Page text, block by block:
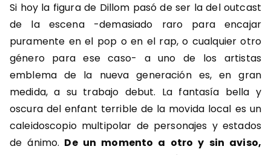
Si hoy la figura de Dillom pasó de ser la del outcast
de la escena -demasiado raro para encajar
puramente en el pop o en el rap, o cualquier otro
género para ese caso- a uno de los artistas
emblema de la nueva generación es, en gran
medida, a su trabajo debut. La fantasía bella y
oscura del enfant terrible de la movida local es un
caleidoscopio multipolar de personajes y estados
de ánimo. De un momento a otro y sin aviso,